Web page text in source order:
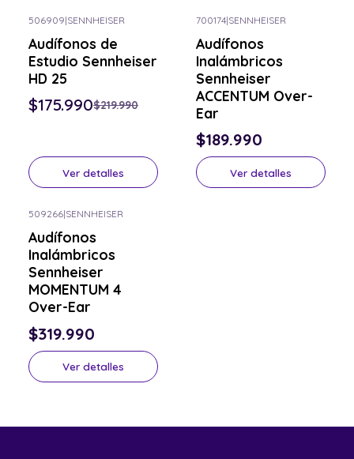
Consulta por el tuyo
506909|SENNHEISER
Audífonos de
Estudio Sennheiser
HD 25
$175.990$219.990
Ver detalles
700174|SENNHEISER
Audífonos
Inalámbricos
Sennheiser
ACCENTUM Over-
Ear
$189.990
Ver detalles
509266|SENNHEISER
Audífonos
Inalámbricos
Sennheiser
MOMENTUM 4
Over-Ear
$319.990
Ver detalles